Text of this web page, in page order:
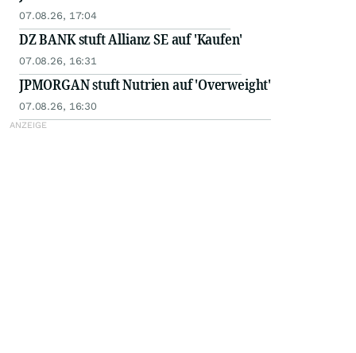
07.08.26, 17:04
DZ BANK stuft Allianz SE auf 'Kaufen'
07.08.26, 16:31
JPMORGAN stuft Nutrien auf 'Overweight'
07.08.26, 16:30